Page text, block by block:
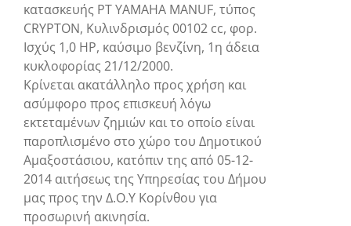
κατασκευής PT YAMAHA MANUF, τύπος
CRYPTON, Κυλινδρισμός 00102 cc, φορ.
Ισχύς 1,0 HP, καύσιμο βενζίνη, 1η άδεια
κυκλοφορίας 21/12/2000.
Κρίνεται ακατάλληλο προς χρήση και
ασύμφορο προς επισκευή λόγω
εκτεταμένων ζημιών και το οποίο είναι
παροπλισμένο στο χώρο του Δημοτικού
Αμαξοστάσιου, κατόπιν της από 05-12-
2014 αιτήσεως της Υπηρεσίας του Δήμου
μας προς την Δ.Ο.Υ Κορίνθου για
προσωρινή ακινησία.